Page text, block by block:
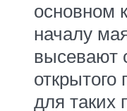
основном
началу
высевают
открытого
для таких